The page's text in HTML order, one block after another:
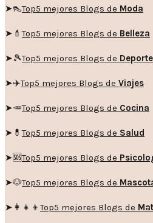
➤👠Top5 mejores Blogs de Moda
➤💄Top5 mejores Blogs de Belleza
➤🎾Top5 mejores Blogs de Deporte
➤✈️Top5 mejores Blogs de Viajes
➤🥕Top5 mejores Blogs de Cocina
➤💊Top5 mejores Blogs de Salud
➤🆘Top5 mejores Blogs de
➤🐶Top5 mejores Blogs de
➤👩‍👧‍👦Top5 mejores Blogs de